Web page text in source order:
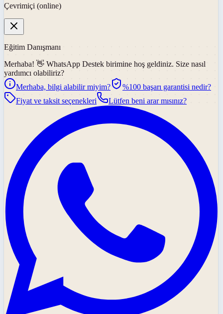
Çevrimiçi (online)
Eğitim Danışmanı
Merhaba! 👋 WhatsApp Destek birimine hoş geldiniz. Size nasıl
yardımcı olabiliriz?
Merhaba, bilgi alabilir miyim?
%100 başarı garantisi nedir?
Fiyat ve taksit seçenekleri
Lütfen beni arar mısınız?